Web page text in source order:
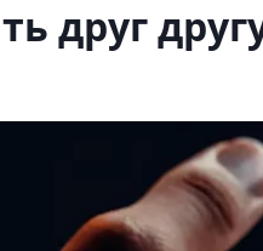
друг